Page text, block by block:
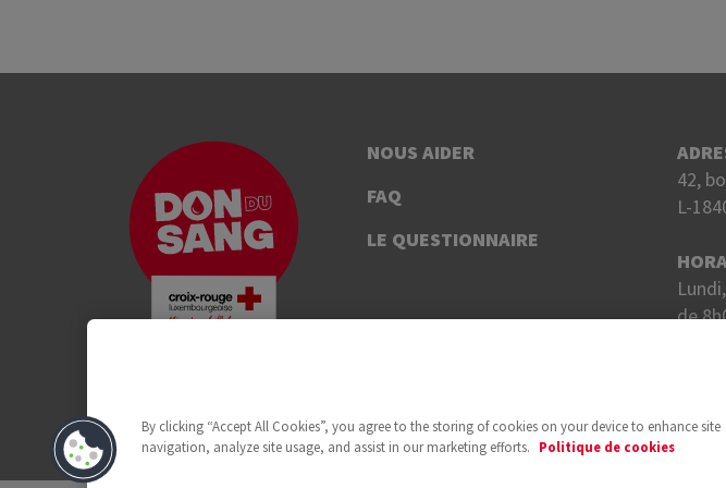
NOUS AIDER
FAQ
LE QUESTIONNAIRE
42,
L-
de
By clicking “Accept All Cookies”, you agree to the storing of cookies on your device to enhance site
navigation, analyze site usage, and assist in our marketing efforts.
Politique de cookies